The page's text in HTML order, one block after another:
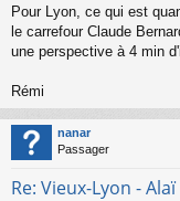
Pour Lyon, ce qui est
le carrefour Claude
une perspective à 4 min
Rémi
nanar
Passager
Re: Vieux-Lyon -